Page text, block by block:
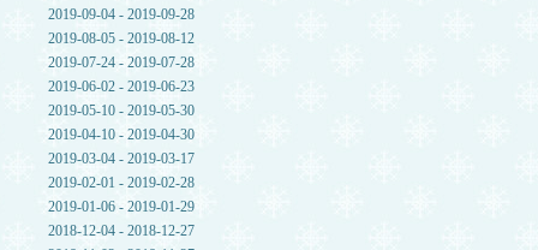
2019-09-04 - 2019-09-28
2019-08-05 - 2019-08-12
2019-07-24 - 2019-07-28
2019-06-02 - 2019-06-23
2019-05-10 - 2019-05-30
2019-04-10 - 2019-04-30
2019-03-04 - 2019-03-17
2019-02-01 - 2019-02-28
2019-01-06 - 2019-01-29
2018-12-04 - 2018-12-27